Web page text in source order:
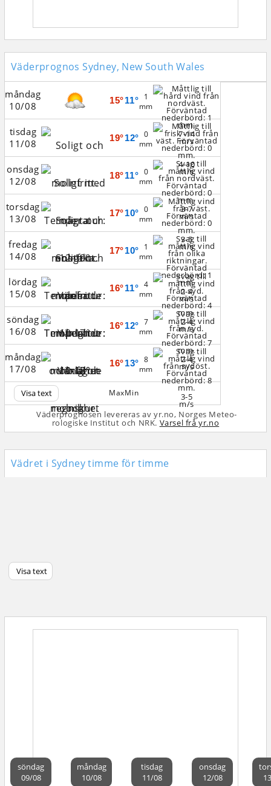
Väderprognos Sydney, New South Wales
måndag
10/08
tisdag
11/08
onsdag
12/08
torsdag
13/08
fredag
14/08
lördag
15/08
söndag
16/08
måndag
17/08
Visa text
15°
19°
18°
17°
17°
16°
16°
16°
Max
11°
12°
11°
10°
10°
11°
12°
13°
Min
1
mm
0
mm
0
mm
0
mm
1
mm
4
mm
7
mm
8
mm
7-14
m/s
4-10
m/s
3-7
m/s
3-5
m/s
2-4
m/s
2-4
m/s
2-4
m/s
3-5
m/s
Väderprognosen levereras av yr.no, Norges Meteo­
rologiske Institut och NRK. Varsel frå yr.no
Vädret i Sydney timme för timme
söndag
09/08
måndag
10/08
tisdag
11/08
onsdag
12/08
Visa text